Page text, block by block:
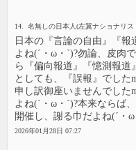
14. 名無しの日本人(左翼ナショナリ
日本の『言論の自由』『
よね(´・ω・`)?勿論、皮肉
ら『偏向報道』『憶測報道
としても、『誤報』でした
申し訳御座いませんでし
よね(´・ω・`)?本来ならば
開催し、謝る巾だよね(´・
2026年01月28日 07:27